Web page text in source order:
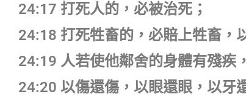
24:17 打死人的，必被治死；
24:18 打死牲畜的，必賠上牲畜，
24:19 人若使他鄰舍的身體有殘疾
24:20 以傷還傷，以眼還眼，以牙